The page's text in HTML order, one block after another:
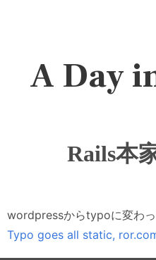
A Day
Rails本
wordpressからtypoに変わ
Typo goes all static,